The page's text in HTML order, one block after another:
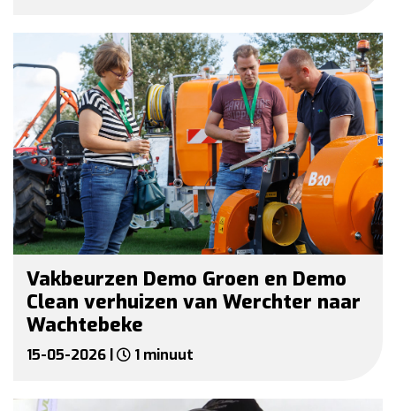
Vakbeurzen Demo Groen en Demo
Clean verhuizen van Werchter naar
Wachtebeke
15-05-2026 | 1 minuut